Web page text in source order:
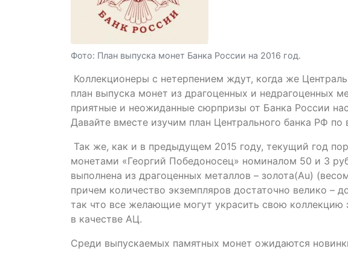
Фото: План выпуска монет Банка России на 2016 год.
Коллекционеры с нетерпением ждут, когда же
план выпуска монет из драгоценных и недрагоценных
приятные и неожиданные сюрпризы от Банка России
Давайте вместе изучим план Центрального банка РФ по
Так же, как и в предыдущем 2015 году, текущий год
монетами «Георгий Победоносец» номиналом 50 и 3
выполнена из драгоценных металлов – золота(Au)
причем количество экземпляров достаточно велико –
так что все желающие могут украсить свою
в качестве АЦ.
Среди выпускаемых памятных монет ожидаются